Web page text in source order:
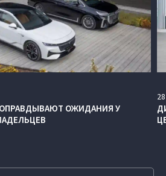
ОПРАВДЫВАЮТ ОЖИДАНИЯ У
28